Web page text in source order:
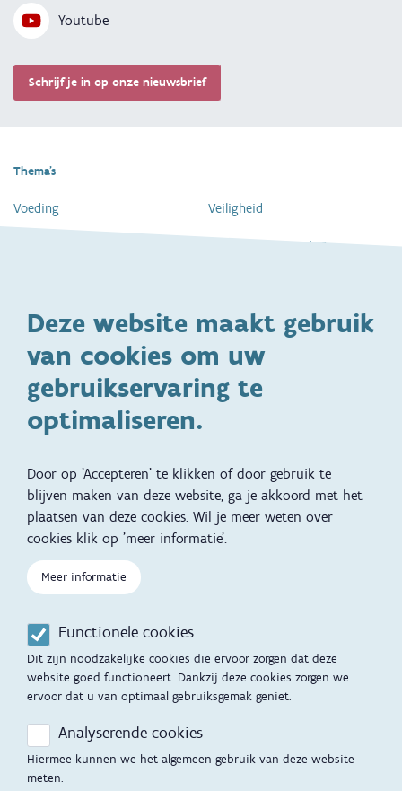
Deze website maakt gebruik
van cookies om uw
gebruikservaring te
optimaliseren.
Door op 'Accepteren' te klikken of door gebruik te
blijven maken van deze website, ga je akkoord met het
plaatsen van deze cookies. Wil je meer weten over
cookies klik op 'meer informatie'.
Meer informatie
Functionele cookies
Dit zijn noodzakelijke cookies die ervoor zorgen dat deze
website goed functioneert. Dankzij deze cookies zorgen we
ervoor dat u van optimaal gebruiksgemak geniet.
Analyserende cookies
Hiermee kunnen we het algemeen gebruik van deze website
meten.
Youtube
Schrijf je in op onze nieuwsbrief
Thema's
Voeding
Ontwikkeling en gedrag
Specifieke
ondersteuningsbehoefte
Zwangerschap en geboorte
Slapen
Veiligheid
Dagelijkse verzorging
Gezinsleven
Adoptie
Kinderwens
Voet
Kind en Gezin diensten
Aanbod tijdens de
zwangerschap
Opvoedingsondersteuning
Kinderopvang
Hulp en contact
Vertalingen
Mijn Opgroeien